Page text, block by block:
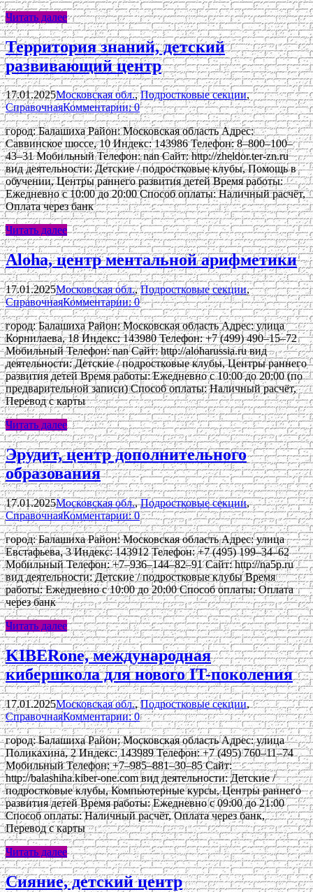
Читать далее
Территория знаний, детский
развивающий центр
17.01.2025Московская обл.,Подростковые секции,
СправочнаяКомментарии: 0
город: Балашиха Район: Московская область Адрес:
Саввинское шоссе, 10 Индекс: 143986 Телефон: 8‒800‒100‒
43‒31 Мобильный Телефон: nan Сайт: http://zheldor.ter-zn.ru
вид деятельности: Детские / подростковые клубы, Помощь в
обучении, Центры раннего развития детей Время работы:
Ежедневно с 10:00 до 20:00 Способ оплаты: Наличный расчёт,
Оплата через банк
Читать далее
Aloha, центр ментальной арифметики
17.01.2025Московская обл.,Подростковые секции,
СправочнаяКомментарии: 0
город: Балашиха Район: Московская область Адрес: улица
Корнилаева, 18 Индекс: 143980 Телефон: +7 (499) 490‒15‒72
Мобильный Телефон: nan Сайт: http://aloharussia.ru вид
деятельности: Детские / подростковые клубы, Центры раннего
развития детей Время работы: Ежедневно с 10:00 до 20:00 (по
предварительной записи) Способ оплаты: Наличный расчёт,
Перевод с карты
Читать далее
Эрудит, центр дополнительного
образования
17.01.2025Московская обл.,Подростковые секции,
СправочнаяКомментарии: 0
город: Балашиха Район: Московская область Адрес: улица
Евстафьева, 3 Индекс: 143912 Телефон: +7 (495) 199‒34‒62
Мобильный Телефон: +7‒936‒144‒82‒91 Сайт: http://na5p.ru
вид деятельности: Детские / подростковые клубы Время
работы: Ежедневно с 10:00 до 20:00 Способ оплаты: Оплата
через банк
Читать далее
KIBERone, международная
кибершкола для нового IT-поколения
17.01.2025Московская обл.,Подростковые секции,
СправочнаяКомментарии: 0
город: Балашиха Район: Московская область Адрес: улица
Поликахина, 2 Индекс: 143989 Телефон: +7 (495) 760‒11‒74
Мобильный Телефон: +7‒985‒881‒30‒85 Сайт:
http://balashiha.kiber-one.com вид деятельности: Детские /
подростковые клубы, Компьютерные курсы, Центры раннего
развития детей Время работы: Ежедневно с 09:00 до 21:00
Способ оплаты: Наличный расчёт, Оплата через банк,
Перевод с карты
Читать далее
Сияние, детский центр